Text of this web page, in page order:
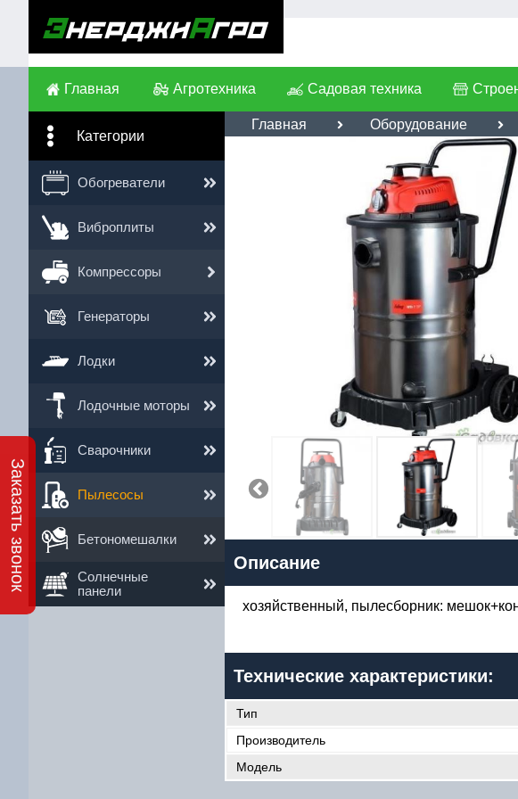
Главная Агротехника Садовая техника
Категории
Обогреватели
Виброплиты
Компрессоры
Генераторы
Лодки
Лодочные моторы
Сварочники
Пылесосы
Бетономешалки
Солнечные
панели
Главная Оборудование
Описание
хозяйственный, пылесборник:
Технические характеристики:
Тип
Производитель
Модель
Имя:
Email:
16,892
Email:
Я даю согласие на
Телефон*
Ссылка :
Я даю согласие на
Заказать звонок